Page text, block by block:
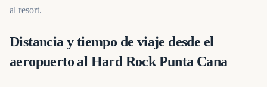
al resort.
Distancia y tiempo de viaje desde el
aeropuerto al Hard Rock Punta Cana